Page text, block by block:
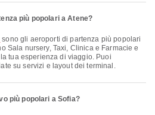
più popolari a Atene?
sono gli aeroporti di partenza più popolari
Sala nursery, Taxi, Clinica e Farmacie e
tua esperienza di viaggio. Puoi
su servizi e layout dei terminal.
più popolari a Sofia?